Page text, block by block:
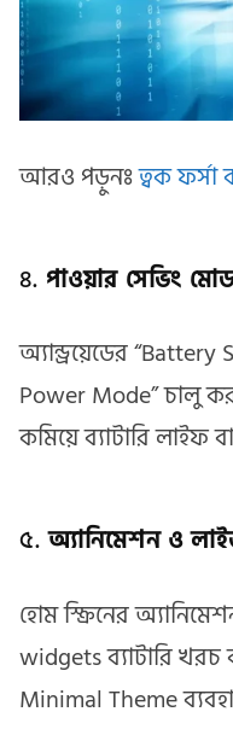
আরও পড়ুনঃত্বক
৪. পাওয়ার সেভিং
অ্যান্ড্রয়েডের
Power Mode” চালু
কমিয়ে ব্যাটারি লাইফ
৫.অ্যানিমেশন ও
হোম স্ক্রিনের
widgets ব্যাটারি খরচ
Minimal Theme